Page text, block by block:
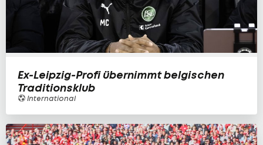
Ex-Leipzig-Profi übernimmt belgischen
Traditionsklub
International